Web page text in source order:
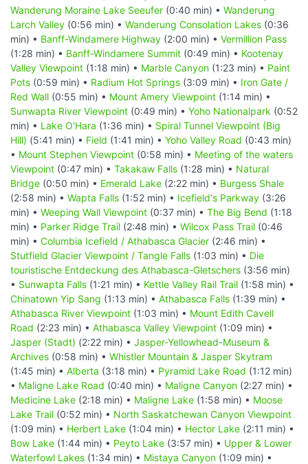
Wanderung Moraine Lake Seeufer (0:40 min) • Wanderung
Larch Valley (0:56 min) • Wanderung Consolation Lakes (0:36
min) • Banff-Windamere Highway (2:00 min) • Vermillion Pass
(1:28 min) • Banff-Windamere Summit (0:49 min) • Kootenay
Valley Viewpoint (1:18 min) • Marble Canyon (1:23 min) • Paint
Pots (0:59 min) • Radium Hot Springs (3:09 min) • Iron Gate /
Red Wall (0:55 min) • Mount Amery Viewpoint (1:14 min) •
Sunwapta River Viewpoint (0:49 min) • Yoho Nationalpark (0:52
min) • Lake O'Hara (1:36 min) • Spiral Tunnel Viewpoint (Big
Hill) (5:41 min) • Field (1:41 min) • Yoho Valley Road (0:43 min)
• Mount Stephen Viewpoint (0:58 min) • Meeting of the waters
Viewpoint (0:47 min) • Takakaw Falls (1:28 min) • Natural
Bridge (0:50 min) • Emerald Lake (2:22 min) • Burgess Shale
(2:58 min) • Wapta Falls (1:52 min) • Icefield's Parkway (3:26
min) • Weeping Wall Viewpoint (0:37 min) • The Big Bend (1:18
min) • Parker Ridge Trail (2:48 min) • Wilcox Pass Trail (0:46
min) • Columbia Icefield / Athabasca Glacier (2:46 min) •
Stutfield Glacier Viewpoint / Tangle Falls (1:03 min) • Die
touristische Entdeckung des Athabasca-Gletschers (3:56 min)
• Sunwapta Falls (1:21 min) • Kettle Valley Rail Trail (1:58 min) •
Chinatown Yip Sang (1:13 min) • Athabasca Falls (1:39 min) •
Athabasca River Viewpoint (1:03 min) • Mount Edith Cavell
Road (2:23 min) • Athabasca Valley Viewpoint (1:09 min) •
Jasper (Stadt) (2:22 min) • Jasper-Yellowhead-Museum &
Archives (0:58 min) • Whistler Mountain & Jasper Skytram
(1:45 min) • Alberta (3:18 min) • Pyramid Lake Road (1:12 min)
• Maligne Lake Road (0:40 min) • Maligne Canyon (2:27 min) •
Medicine Lake (2:18 min) • Maligne Lake (1:58 min) • Moose
Lake Trail (0:52 min) • North Saskatchewan Canyon Viewpoint
(1:09 min) • Herbert Lake (1:04 min) • Hector Lake (2:11 min) •
Bow Lake (1:44 min) • Peyto Lake (3:57 min) • Upper & Lower
Waterfowl Lakes (1:34 min) • Mistaya Canyon (1:09 min) •